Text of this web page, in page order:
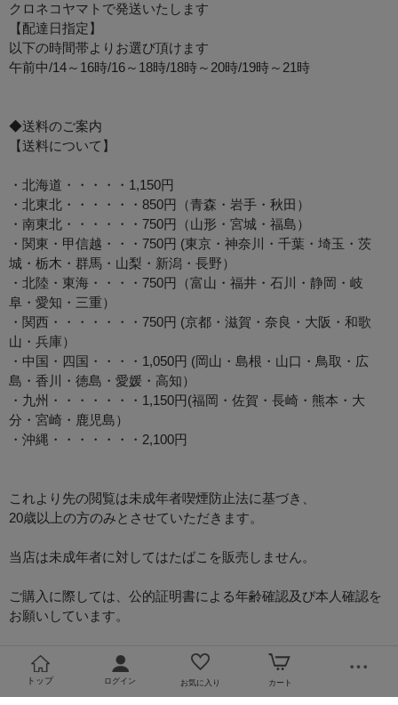
クロネコヤマトで発送いたします
【配達日指定】
以下の時間帯よりお選び頂けます
午前中/14～16時/16～18時/18時～20時/19時～21時
◆送料のご案内
【送料について】
・北海道・・・・・1,150円
・北東北・・・・・・850円（青森・岩手・秋田）
・南東北・・・・・・750円（山形・宮城・福島）
・関東・甲信越・・・750円 (東京・神奈川・千葉・埼玉・茨
城・栃木・群馬・山梨・新潟・長野）
・北陸・東海・・・・750円（富山・福井・石川・静岡・岐
阜・愛知・三重）
・関西・・・・・・・750円 (京都・滋賀・奈良・大阪・和歌
山・兵庫）
・中国・四国・・・・1,050円 (岡山・島根・山口・鳥取・広
島・香川・徳島・愛媛・高知）
・九州・・・・・・・1,150円(福岡・佐賀・長崎・熊本・大
分・宮崎・鹿児島）
・沖縄・・・・・・・2,100円
これより先の閲覧は未成年者喫煙防止法に基づき、
20歳以上の方のみとさせていただきます。
当店は未成年者に対してはたばこを販売しません。
ご購入に際しては、公的証明書による年齢確認及び本人確認を
お願いしています。
トップ ログイン お気に入り カート